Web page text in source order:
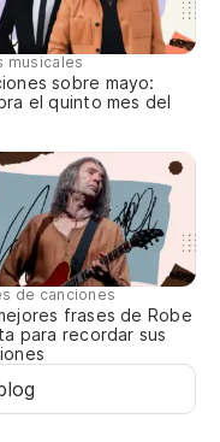
musicales
sobre mayo:
el quinto mes del
de canciones
frases de Robe
para recordar sus